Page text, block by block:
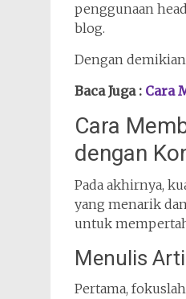
penggunaan
blog.
Dengan
Baca Juga : Cara
Cara
dengan
Pada akhirnya,
yang menarik
untuk
Menulis
Pertama,